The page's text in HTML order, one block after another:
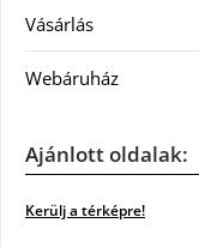
Vásárlás
Webáruház
Ajánlott oldalak:
Kerülj a térképre!